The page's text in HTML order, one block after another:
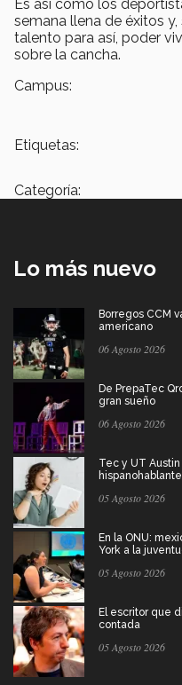
Es así como los
semana llena de éxitos
talento para así, poder
sobre la cancha.
Campus:
Etiquetas:
Categoría:
Lo más nuevo
Borregos CCM
americano
06 Agosto 2026
De PrepaTec
gran sueño
06 Agosto 2026
Tec y UT
05 Agosto 2026
En la ONU:
York a la
05 Agosto 2026
El escritor que
contada
05 Agosto 2026